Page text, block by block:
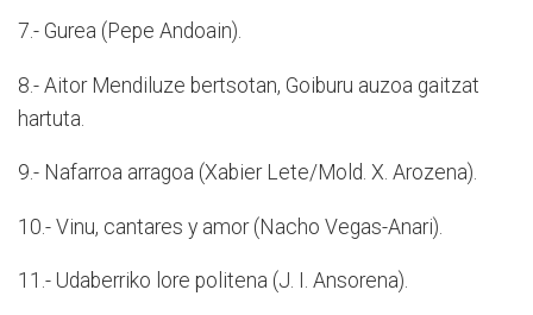
7.- Gurea (Pepe Andoain).
8.- Aitor Mendiluze bertsotan, Goiburu auzoa gaitzat
hartuta.
9.- Nafarroa arragoa (Xabier Lete/Mold. X. Arozena).
10.- Vinu, cantares y amor (Nacho Vegas-Anari).
11.- Udaberriko lore politena (J. I. Ansorena).